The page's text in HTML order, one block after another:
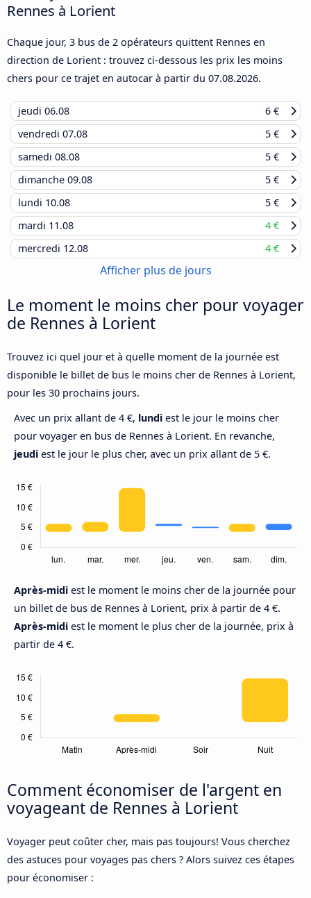
Rennes à Lorient
Chaque jour, 3 bus de 2 opérateurs quittent Rennes en
direction de Lorient : trouvez ci-dessous les prix les moins
chers pour ce trajet en autocar à partir du 07.08.2026.
jeudi 06.08
6 €
vendredi 07.08
5 €
samedi 08.08
5 €
dimanche 09.08
5 €
lundi 10.08
5 €
mardi 11.08
4 €
mercredi 12.08 4 €
Afficher plus de jours
Le moment le moins cher pour voyager
de Rennes à Lorient
Trouvez ici quel jour et à quelle moment de la journée est
disponible le billet de bus le moins cher de Rennes à Lorient,
pour les 30 prochains jours.
Avec un prix allant de 4 €, lundi est le jour le moins cher
pour voyager en bus de Rennes à Lorient. En revanche,
jeudi est le jour le plus cher, avec un prix allant de 5 €.
Après-midi est le moment le moins cher de la journée pour
un billet de bus de Rennes à Lorient, prix à partir de 4 €.
Après-midi est le moment le plus cher de la journée, prix à
partir de 4 €.
Comment économiser de l'argent en
voyageant de Rennes à Lorient
Voyager peut coûter cher, mais pas toujours! Vous cherchez
des astuces pour voyages pas chers ? Alors suivez ces étapes
pour économiser :